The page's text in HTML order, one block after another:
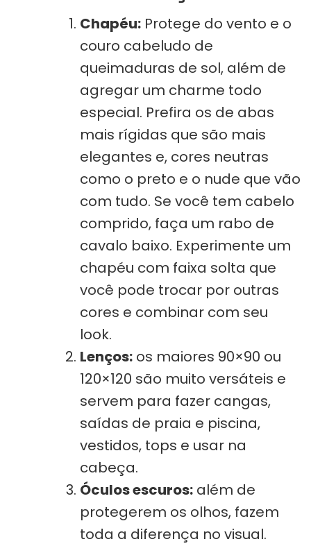
Chapéu: Protege do vento e o
couro cabeludo de
queimaduras de sol, além de
agregar um charme todo
especial. Prefira os de abas
mais rígidas que são mais
elegantes e, cores neutras
como o preto e o nude que vão
com tudo. Se você tem cabelo
comprido, faça um rabo de
cavalo baixo. Experimente um
chapéu com faixa solta que
você pode trocar por outras
cores e combinar com seu
look.
Lenços: os maiores 90×90 ou
120×120 são muito versáteis e
servem para fazer cangas,
saídas de praia e piscina,
vestidos, tops e usar na
cabeça.
Óculos escuros: além de
protegerem os olhos, fazem
toda a diferença no visual.